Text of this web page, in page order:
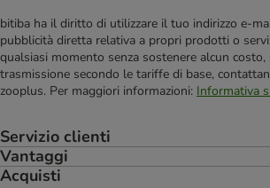
bitiba ha il diritto di utilizzare il tuo indirizzo e-
pubblicità diretta relativa a propri prodotti o
qualsiasi momento senza sostenere alcun
trasmissione secondo le tariffe di base,
zooplus. Per maggiori informazioni: Informativa
Servizio clienti
Vantaggi
Acquisti